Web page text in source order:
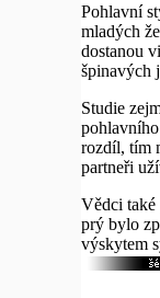
Pohlavní
mladých
dostanou
špinavých
Studie
rozdíl, tím
partneři
Vědci také
prý bylo
výskytem